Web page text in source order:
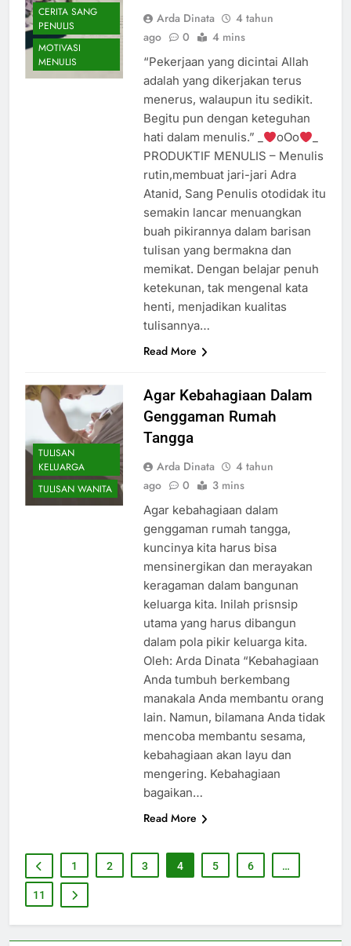
CERITA SANG
PENULIS
MOTIVASI
MENULIS
Arda Dinata
4 tahun
ago
0 4 mins
“Pekerjaan yang dicintai Allah
adalah yang dikerjakan terus
menerus, walaupun itu sedikit.
Begitu pun dengan keteguhan
hati dalam menulis.” _
oOo
PRODUKTIF MENULIS – Menulis
rutin,membuat jari-jari Adra
Atanid, Sang Penulis otodidak itu
semakin lancar menuangkan
buah pikirannya dalam barisan
tulisan yang bermakna dan
memikat. Dengan belajar penuh
ketekunan, tak mengenal kata
henti, menjadikan kualitas
tulisannya…
Read More
TULISAN
KELUARGA
TULISAN WANITA
Agar Kebahagiaan Dalam
Genggaman Rumah
Tangga
Arda Dinata
4 tahun
ago
0 3 mins
Agar kebahagiaan dalam
genggaman rumah tangga,
kuncinya kita harus bisa
mensinergikan dan merayakan
keragaman dalam bangunan
keluarga kita. Inilah prisnsip
utama yang harus dibangun
dalam pola pikir keluarga kita.
Oleh: Arda Dinata “Kebahagiaan
Anda tumbuh berkembang
manakala Anda membantu orang
lain. Namun, bilamana Anda tidak
mencoba membantu sesama,
kebahagiaan akan layu dan
mengering. Kebahagiaan
bagaikan…
Read More
1 2 3 4 5 6 …
11